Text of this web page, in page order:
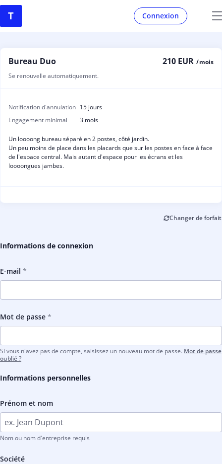
Connexion
Bureau Duo 210 EUR / mois
Se renouvelle automatiquement.
Notification d'annulation 15 jours
Engagement minimal
3 mois
Un loooong bureau séparé en 2 postes, côté jardin.
Un peu moins de place dans les placards que sur les postes en face à face
de l'espace central. Mais autant d'espace pour les écrans et les
loooongues jambes.
Changer de forfait
Informations de connexion
E-mail
Mot de passe
Si vous n'avez pas de compte, saisissez un nouveau mot de passe. Mot de passe
oublié ?
Informations personnelles
Prénom et nom
Nom ou nom d'entreprise requis
Société